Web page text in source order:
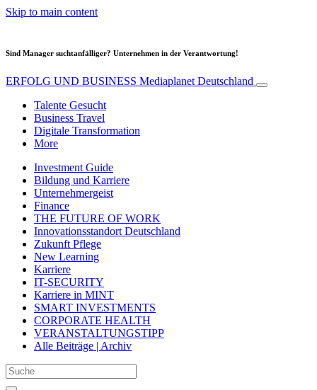
Skip to main content
Sind Manager suchtanfälliger? Unternehmen in der Verantwortung!
ERFOLG UND BUSINESS Mediaplanet Deutschland
Talente Gesucht
Business Travel
Digitale Transformation
More
Investment Guide
Bildung und Karriere
Unternehmergeist
Finance
THE FUTURE OF WORK
Innovationsstandort Deutschland
Zukunft Pflege
New Learning
Karriere
IT-SECURITY
Karriere in MINT
SMART INVESTMENTS
CORPORATE HEALTH
VERANSTALTUNGSTIPP
Alle Beiträge | Archiv